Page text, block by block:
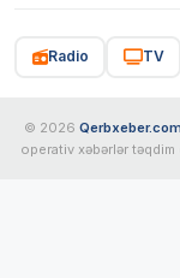
Radio TV
© 2026 Qerbxeber.com
operativ xəbərlər